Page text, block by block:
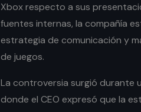
Xbox respecto a sus
fuentes internas, la compañía
estrategia de comunicación y
de juegos.
La controversia surgió durante
donde el CEO expresó que la